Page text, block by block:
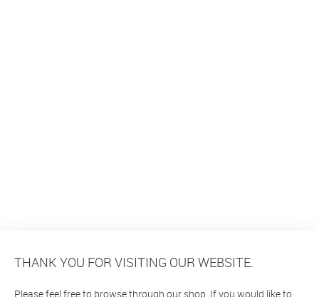
THANK YOU FOR VISITING OUR WEBSITE.
Please feel free to browse through our shop. If you would like to